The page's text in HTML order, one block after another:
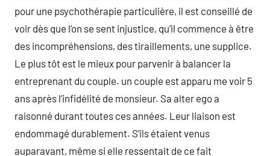
pour une psychothérapie particulière, il est conseillé de
voir dès que l’on se sent injustice, qu’il commence à être
des incompréhensions, des tiraillements, une supplice.
Le plus tôt est le mieux pour parvenir à balancer la
entreprenant du couple. un couple est apparu me voir 5
ans après l’infidélité de monsieur. Sa alter ego a
raisonné durant toutes ces années. Leur liaison est
endommagé durablement. S’ils étaient venus
auparavant, même si elle ressentait de ce fait